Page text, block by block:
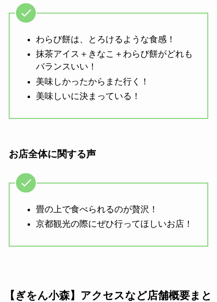
わらび餅は、とろけるような食感！
抹茶アイス＋きなこ＋わらび餅がどれも
バランスいい！
美味しかったからまた行く！
美味しいに決まっている！
お店全体に関する声
畳の上で食べられるのが贅沢！
京都観光の際にぜひ行ってほしいお店！
【ぎをん小森】アクセスなど店舗概要まと